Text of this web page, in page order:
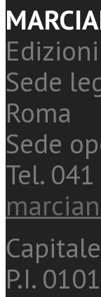
Sede
Roma
Sede
Tel.
P.I.